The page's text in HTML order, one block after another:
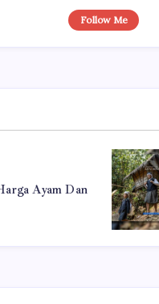
Follow Me
Ayam Dan